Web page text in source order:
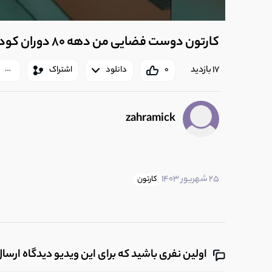
کارتون دوست فضایی من دهه 80 دوران کودکی خاطرات زنده شدن
0 دانلود اشتراک 17 بازدید
zahramick
25 شهریور 1403 کارتون
اولین نفری باشید که برای این ویدیو دیدگاه